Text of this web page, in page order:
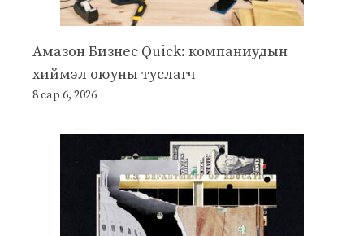
Амазон Бизнес Quick: компаниудын
хиймэл оюуны туслагч
8 сар 6, 2026